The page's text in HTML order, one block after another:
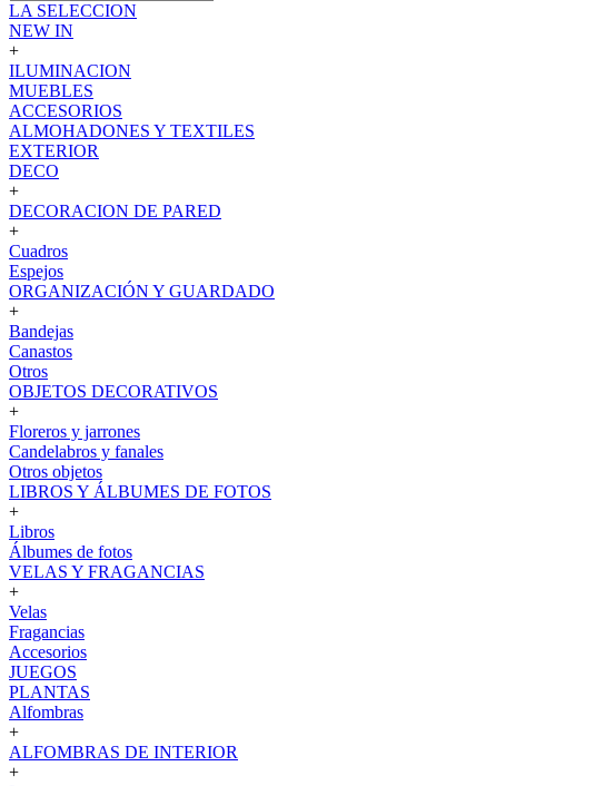
LA SELECCION
NEW IN
+
ILUMINACION
MUEBLES
ACCESORIOS
ALMOHADONES Y TEXTILES
EXTERIOR
DECO
+
DECORACION DE PARED
+
Cuadros
Espejos
ORGANIZACIÓN Y GUARDADO
+
Bandejas
Canastos
Otros
OBJETOS DECORATIVOS
+
Floreros y jarrones
Candelabros y fanales
Otros objetos
LIBROS Y ÁLBUMES DE FOTOS
+
Libros
Álbumes de fotos
VELAS Y FRAGANCIAS
+
Velas
Fragancias
Accesorios
JUEGOS
PLANTAS
Alfombras
+
ALFOMBRAS DE INTERIOR
+